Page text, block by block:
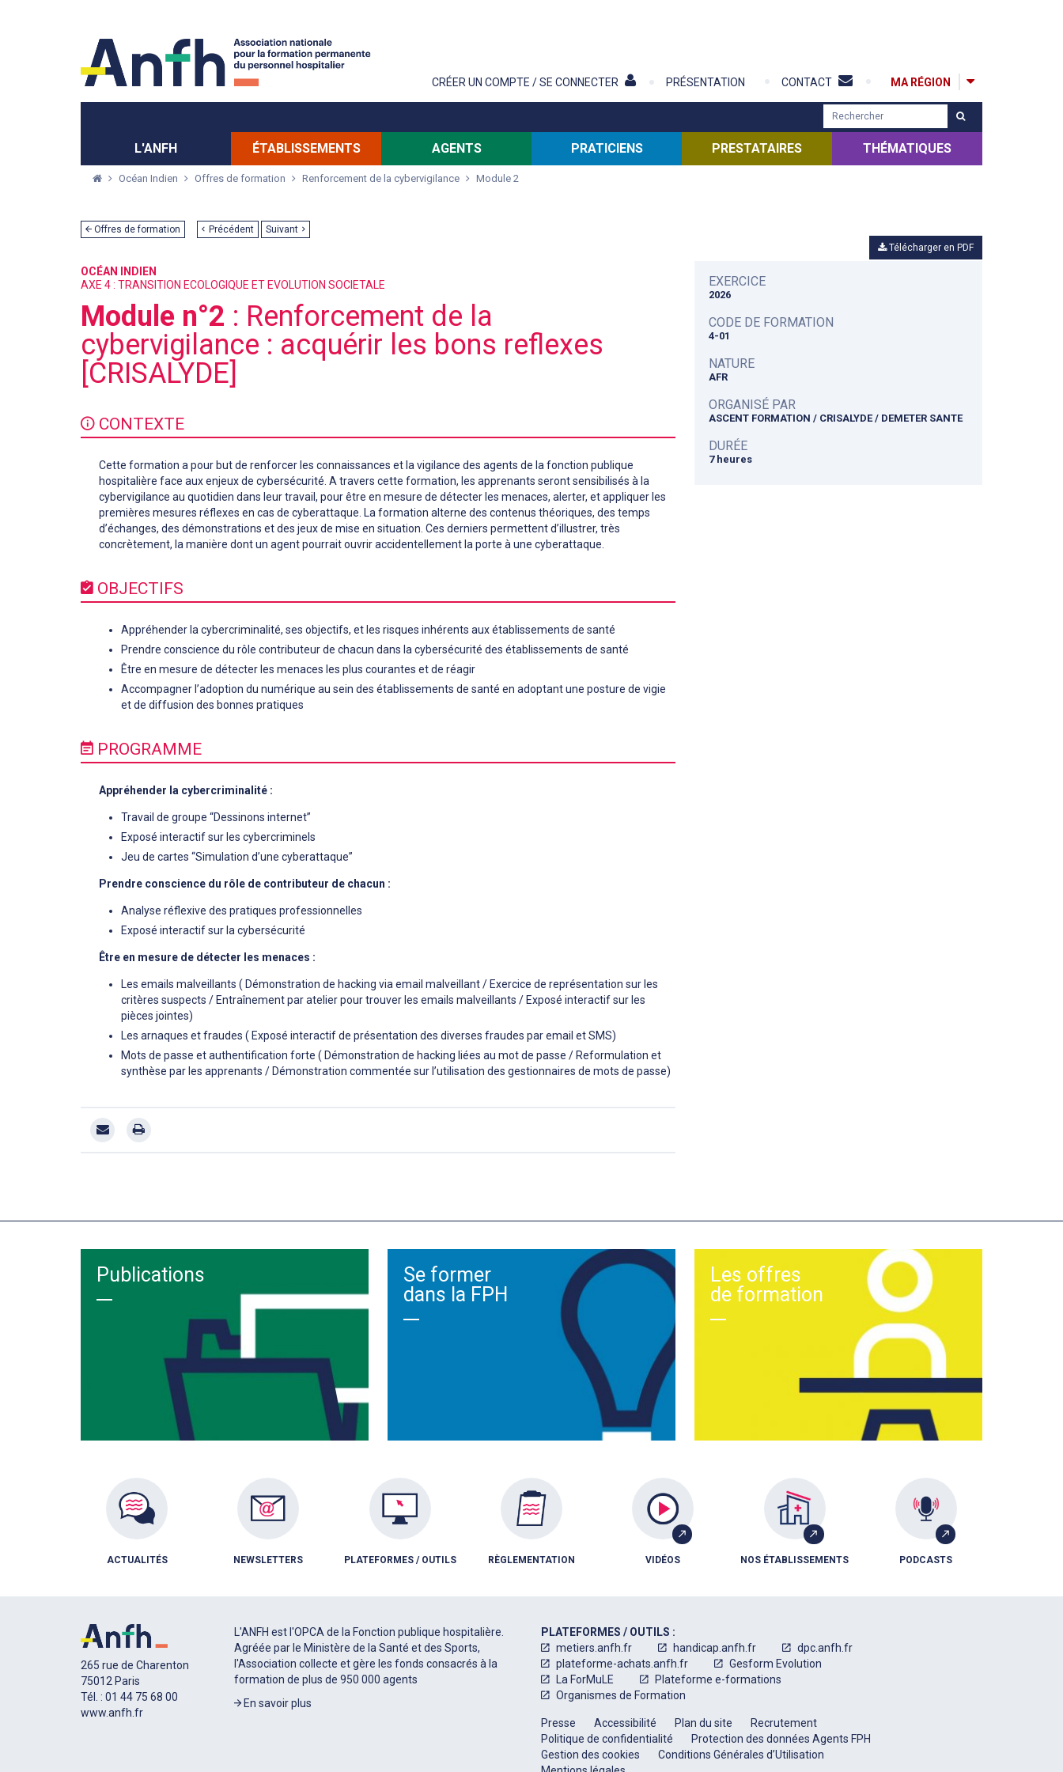
CRÉER UN COMPTE / SE CONNECTER PRÉSENTATION CONTACT MA RÉGION
e
c
h
h
e
L'ANFH ÉTABLISSEMENTS AGENTS PRATICIENS PRESTATAIRES THÉMATIQUES
Océan Indien Offres de formation Renforcement de la cybervigilance Module 2
Offres de formation Précédent Suivant
OCÉAN INDIEN
AXE 4 : TRANSITION ECOLOGIQUE ET EVOLUTION SOCIETALE
Module n°2 : Renforcement de la
cybervigilance : acquérir les bons reflexes
[CRISALYDE]
CONTEXTE
Cette formation a pour but de renforcer les connaissances et la vigilance des agents de la fonction publique
hospitalière face aux enjeux de cybersécurité. A travers cette formation, les apprenants seront sensibilisés à la
cybervigilance au quotidien dans leur travail, pour être en mesure de détecter les menaces, alerter, et appliquer les
premières mesures réflexes en cas de cyberattaque. La formation alterne des contenus théoriques, des temps
d’échanges, des démonstrations et des jeux de mise en situation. Ces derniers permettent d’illustrer, très
concrètement, la manière dont un agent pourrait ouvrir accidentellement la porte à une cyberattaque.
OBJECTIFS
Appréhender la cybercriminalité, ses objectifs, et les risques inhérents aux établissements de santé
Prendre conscience du rôle contributeur de chacun dans la cybersécurité des établissements de santé
Être en mesure de détecter les menaces les plus courantes et de réagir
Accompagner l’adoption du numérique au sein des établissements de santé en adoptant une posture de vigie
et de diffusion des bonnes pratiques
PROGRAMME
Appréhender la cybercriminalité :
Travail de groupe “Dessinons internet”
Exposé interactif sur les cybercriminels
Jeu de cartes “Simulation d’une cyberattaque”
Prendre conscience du rôle de contributeur de chacun :
Analyse réflexive des pratiques professionnelles
Exposé interactif sur la cybersécurité
Être en mesure de détecter les menaces :
Les emails malveillants ( Démonstration de hacking via email malveillant / Exercice de représentation sur les
critères suspects / Entraînement par atelier pour trouver les emails malveillants / Exposé interactif sur les
pièces jointes)
Les arnaques et fraudes ( Exposé interactif de présentation des diverses fraudes par email et SMS)
Mots de passe et authentification forte ( Démonstration de hacking liées au mot de passe / Reformulation et
synthèse par les apprenants / Démonstration commentée sur l’utilisation des gestionnaires de mots de passe)
Télécharger en PDF
EXERCICE
2026
CODE DE FORMATION
4-01
NATURE
AFR
ORGANISÉ PAR
ASCENT FORMATION / CRISALYDE / DEMETER SANTE
DURÉE
7 heures
Publications
Se former
dans la FPH
Les offres
de formation
ACTUALITÉS NEWSLETTERS PLATEFORMES / OUTILS RÈGLEMENTATION VIDÉOS NOS ÉTABLISSEMENTS PODCASTS
265 rue de Charenton
75012 Paris
Tél. : 01 44 75 68 00
www.anfh.fr
L'ANFH est l'OPCA de la Fonction publique hospitalière.
Agréée par le Ministère de la Santé et des Sports,
l'Association collecte et gère les fonds consacrés à la
formation de plus de 950 000 agents
En savoir plus
PLATEFORMES / OUTILS :
metiers.anfh.fr
handicap.anfh.fr
dpc.anfh.fr
plateforme-achats.anfh.fr
Gesform Evolution
La ForMuLE
Plateforme e-formations
Organismes de Formation
Presse Accessibilité Plan du site
Recrutement
Politique de confidentialité
Protection des données Agents FPH
Gestion des cookies
Conditions Générales d’Utilisation